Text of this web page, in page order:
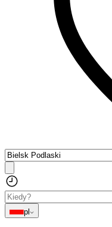
pl